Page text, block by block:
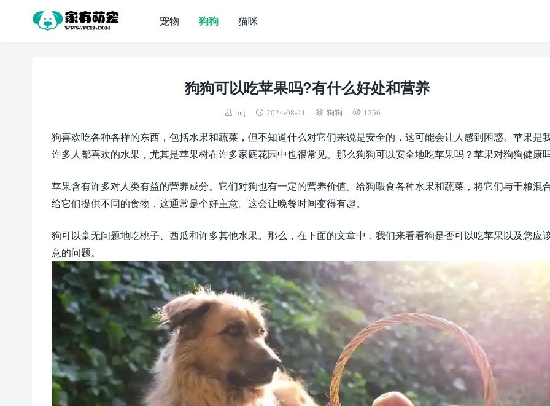
宠物 狗狗 猫咪
狗狗可以吃苹果吗?有什么好处和营养
mg 2024-08-21 狗狗 1256
狗喜欢吃各种各样的东西，包括水果和蔬菜，但不知道什么对它们来说是安全的，这可能会让人感到困惑。苹果是
许多人都喜欢的水果，尤其是苹果树在许多家庭花园中也很常见。那么狗狗可以安全地吃苹果吗？苹果对狗狗健康
苹果含有许多对人类有益的营养成分。它们对狗也有一定的营养价值。给狗喂食各种水果和蔬菜，将它们与干粮混
给它们提供不同的食物，这通常是个好主意。这会让晚餐时间变得有趣。
狗可以毫无问题地吃桃子、西瓜和许多其他水果。那么，在下面的文章中，我们来看看狗是否可以吃苹果以及您应
意的问题。